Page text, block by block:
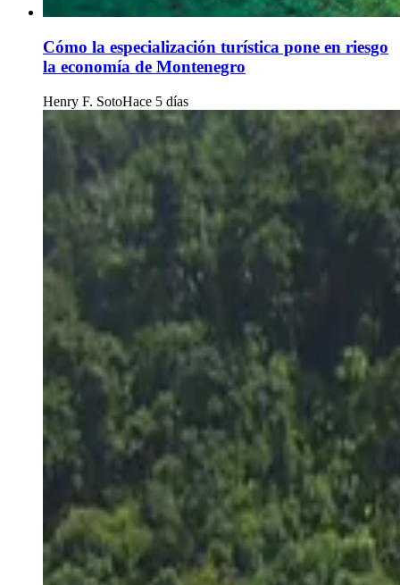
Cómo la especialización turística pone en riesgo
la economía de Montenegro
Henry F. SotoHace 5 días